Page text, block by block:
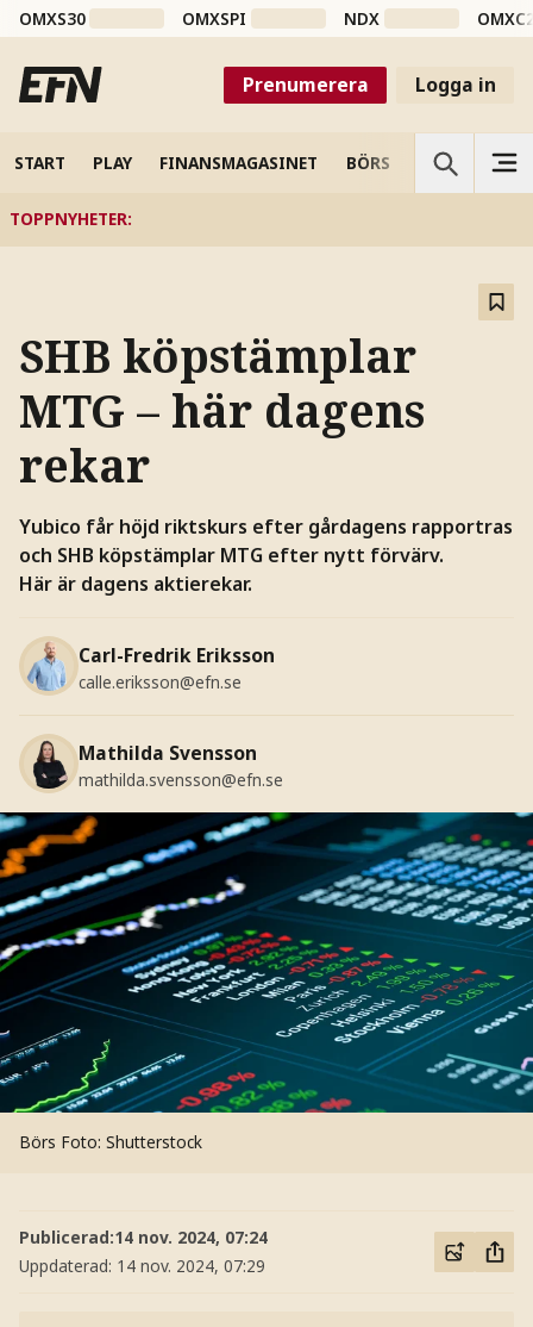
OMXS30 OMXSPI NDX
Prenumerera Logga in
START PLAY FINANSMAGASINET BÖRS VETENSKAP
TOPPNYHETER:
SHB köpstämplar
MTG – här dagens
rekar
Yubico får höjd riktskurs efter gårdagens rapportras
och SHB köpstämplar MTG efter nytt förvärv.
Här är dagens aktierekar.
Carl-Fredrik Eriksson
calle.eriksson@efn.se
Mathilda Svensson
mathilda.svensson@efn.se
Börs Foto: Shutterstock
Publicerad:14 nov. 2024, 07:24
Uppdaterad: 14 nov. 2024, 07:29